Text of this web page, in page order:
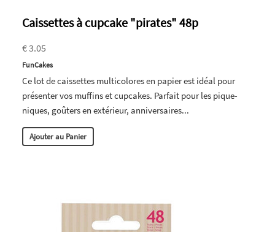
Caissettes à cupcake "pirates" 48p
€ 3.05
FunCakes
Ce lot de caissettes multicolores en papier est idéal pour
présenter vos muffins et cupcakes. Parfait pour les pique-
niques, goûters en extérieur, anniversaires...
Ajouter au Panier